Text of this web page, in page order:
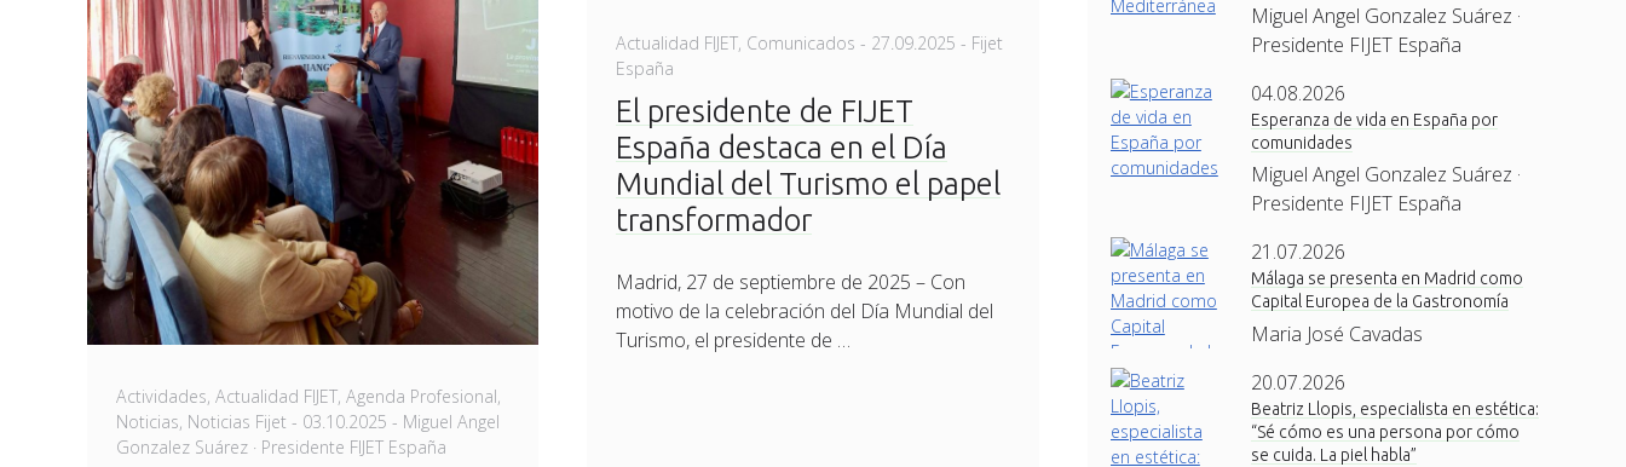
Actividades,Actualidad FIJET,Agenda Profesional,
Noticias, Noticias Fijet - Posted
on
03.10.2025 - Miguel Angel
Gonzalez Suárez · Presidente FIJET España
Actualidad FIJET, Comunicados - Posted
27.09.2025 - Fijet
España
El presidente de FIJET
España destaca en el Día
Mundial del Turismo el papel
transformador
Madrid, 27 de septiembre de 2025 – Con
motivo de la celebración del Día Mundial del
Turismo, el presidente de …
Miguel Angel Gonzalez Suárez ·
Presidente FIJET España
04.08.2026
Esperanza de vida en España por
comunidades
Miguel Angel Gonzalez Suárez ·
Presidente FIJET España
21.07.2026
Málaga se presenta en Madrid como
Capital Europea de la Gastronomía
Maria José Cavadas
20.07.2026
Beatriz Llopis, especialista en estética:
“Sé cómo es una persona por cómo
se cuida. La piel habla”